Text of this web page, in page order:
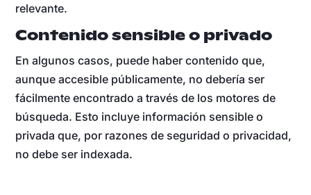
relevante.
Contenido sensible o privado
En algunos casos, puede haber contenido que,
aunque accesible públicamente, no debería ser
fácilmente encontrado a través de los motores de
búsqueda. Esto incluye información sensible o
privada que, por razones de seguridad o privacidad,
no debe ser indexada.